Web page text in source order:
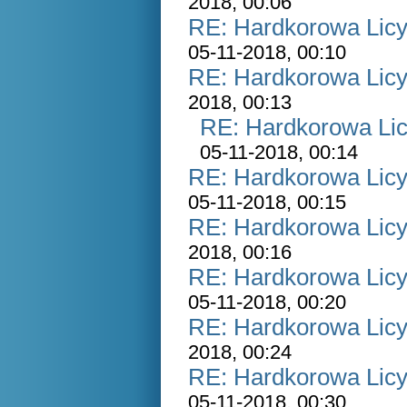
RE: Hardkorowa
05-11-2018, 00:10
RE: Hardkorowa
2018, 00:13
RE: Hardkorowa
05-11-2018, 00:14
RE: Hardkorowa
05-11-2018, 00:15
RE: Hardkorowa
2018, 00:16
RE: Hardkorowa
05-11-2018, 00:20
RE: Hardkorowa
2018, 00:24
RE: Hardkorowa
05-11-2018, 00:30